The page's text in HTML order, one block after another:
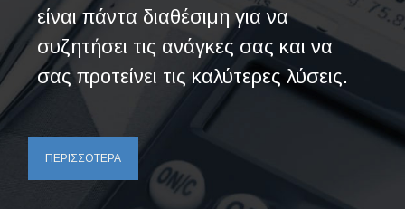
είναι πάντα διαθέσιμη για να
συζητήσει τις ανάγκες σας και να
σας προτείνει τις καλύτερες λύσεις.
ΠΕΡΙΣΣΟΤΕΡΑ